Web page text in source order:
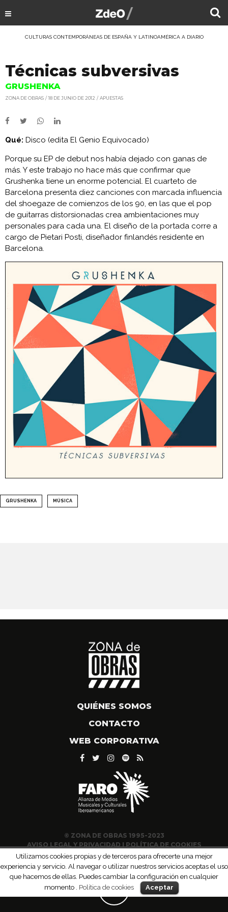
CULTURAS CONTEMPORÁNEAS DE ESPAÑA Y LATINOAMÉRICA A DIARIO
Técnicas subversivas
GRUSHENKA
ZONA DE OBRAS 18 DE JUNIO DE 2012 APUESTAS
Qué: Disco (edita El Genio Equivocado)
Porque su EP de debut nos había dejado con ganas de
más. Y este trabajo no hace más que confirmar que
Grushenka tiene un enorme potencial. El cuarteto de
Barcelona presenta diez canciones con marcada influencia
del shoegaze de comienzos de los 90, en las que el pop
de guitarras distorsionadas crea ambientaciones muy
personales para cada una. El diseño de la portada corre a
cargo de Pietari Posti, diseñador finlandés residente en
Barcelona.
GRUSHENKA MÚSICA
QUIÉNES SOMOS
CONTACTO
WEB CORPORATIVA
© ZONA DE OBRAS 1995-2023
AVISO LEGAL Y PRIVACIDAD|POLÍTICA DE COOKIES
Utilizamos cookies propias y de terceros para ofrecerte una mejor
experiencia y servicio. Al navegar o utilizar nuestros servicios aceptas el uso
que hacemos de ellas. Puedes cambiar la configuración en cualquier
momento . Política de cookies Aceptar